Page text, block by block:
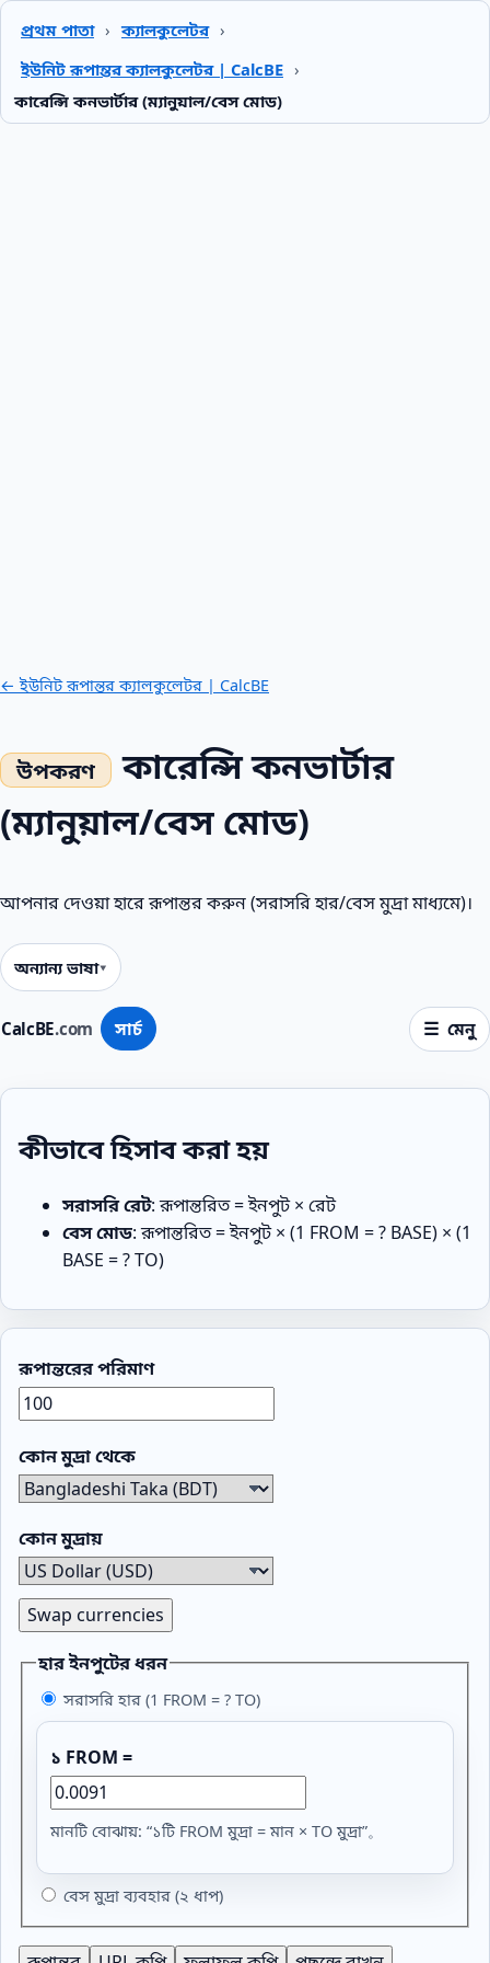
প্রথম পাতা › ক্যালকুলেটর ›
ইউনিট রূপান্তর ক্যালকুলেটর | CalcBE ›
কারেন্সি কনভার্টার (ম্যানুয়াল/বেস মোড)
CalcBE.com সার্চ মেনু
← ইউনিট রূপান্তর ক্যালকুলেটর | CalcBE
কারেন্সি কনভার্টার
(ম্যানুয়াল/বেস মোড)
আপনার দেওয়া হারে রূপান্তর করুন (সরাসরি হার/বেস মুদ্রা মাধ্যমে)।
অন্যান্য ভাষা
কীভাবে হিসাব করা হয়
সরাসরি রেট: রূপান্তরিত = ইনপুট × রেট
বেস মোড: রূপান্তরিত = ইনপুট × (1 FROM = ? BASE) × (1
BASE = ? TO)
রূপান্তরের পরিমাণ
কোন মুদ্রা থেকে
কোন মুদ্রায়
Swap currencies
হার ইনপুটের ধরন
সরাসরি হার (1 FROM = ? TO)
১ FROM =
মানটি বোঝায়: “১টি FROM মুদ্রা = মান × TO মুদ্রা”。
বেস মুদ্রা ব্যবহার (২ ধাপ)